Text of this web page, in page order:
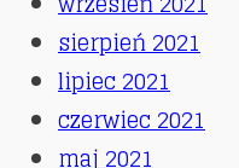
sierpień 2021
lipiec 2021
czerwiec 2021
maj 2021